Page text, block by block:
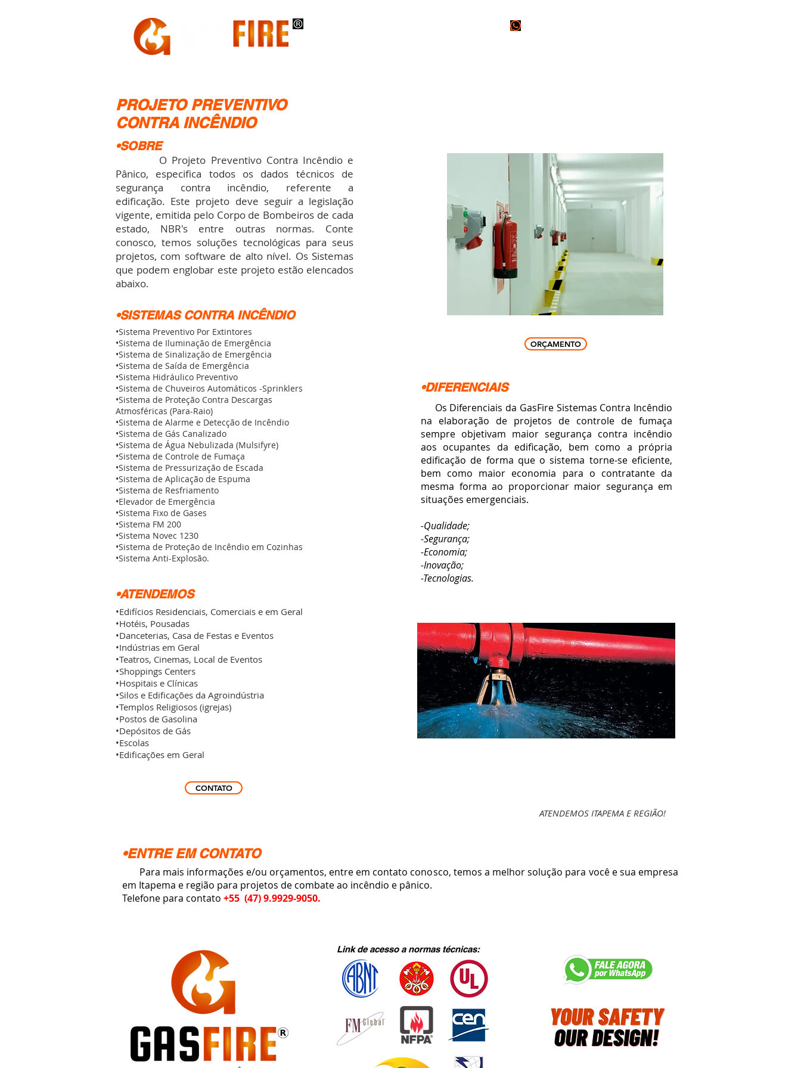
PROJETO PREVENTIVO
CONTRA INCÊNDIO
•SOBRE
O Projeto Preventivo Contra Incêndio e
Pânico, especifica todos os dados técnicos de
segurança contra incêndio, referente a
edificação. Este projeto deve seguir a legislação
vigente, emitida pelo Corpo de Bombeiros de cada
estado, NBR's entre outras normas. Conte
conosco, temos soluções tecnológicas para seus
projetos, com software de alto nível. Os Sistemas
que podem englobar este projeto estão elencados
abaixo.
•SISTEMAS CONTRA INCÊNDIO
•Sistema Preventivo Por Extintores
•Sistema de Iluminação de Emergência
•Sistema de Sinalização de Emergência
•Sistema de Saída de Emergência
•Sistema Hidráulico Preventivo
•Sistema de Chuveiros Automáticos -Sprinklers
•Sistema de Proteção Contra Descargas
Atmosféricas (Para-Raio)
•Sistema de Alarme e Detecção de Incêndio
•Sistema de Gás Canalizado
•Sistema de Água Nebulizada (Mulsifyre)
•Sistema de Controle de Fumaça
•Sistema de Pressurização de Escada
•Sistema de Aplicação de Espuma
•Sistema de Resfriamento
•Elevador de Emergência
•Sistema Fixo de Gases
•Sistema FM 200
•Sistema Novec 1230
•Sistema de Proteção de Incêndio em Cozinhas
•Sistema Anti-Explosão.
ORÇAMENTO
•DIFERENCIAIS
Os Diferenciais da GasFire Sistemas Contra Incêndio
na elaboração de projetos de controle de fumaça
sempre objetivam maior segurança contra incêndio
aos ocupantes da edificação, bem como a própria
edificação de forma que o sistema torne-se eficiente,
bem como maior economia para o contratante da
mesma forma ao proporcionar maior segurança em
situações emergenciais.
-Qualidade;
-Segurança;
-Economia;
-Inovação;
-Tecnologias.
•ATENDEMOS
•Edifícios Residenciais, Comerciais e em Geral
•Hotéis, Pousadas
•Danceterias, Casa de Festas e Eventos
•Indústrias em Geral
•Teatros, Cinemas, Local de Eventos
•Shoppings Centers
•Hospitais e Clínicas
•Silos e Edificações da Agroindústria
•Templos Religiosos (igrejas)
•Postos de Gasolina
•Depósitos de Gás
•Escolas
•Edificações em Geral
CONTATO
ATENDEMOS ITAPEMA E REGIÃO!
•ENTRE EM CONTATO
Para mais informações e/ou orçamentos, entre em contato conosco, temos a melhor solução para você e sua empresa
em Itapema e região para projetos de combate ao incêndio e pânico.
Telefone para contato +55 (47) 9.9929-9050.
Link de acesso a normas técnicas: